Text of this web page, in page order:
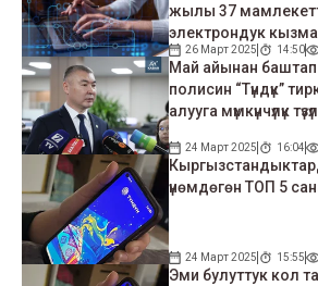
жылы 37
электрондук кызмат
26 Март 2025 14:50
Май айынан
полисин “Түндүк”
алууга мүмкүнчүлүк
24 Март 2025 16:04
үнөмдөгөн ТОП 5
24 Март 2025 15:55
Эми булуттук кол